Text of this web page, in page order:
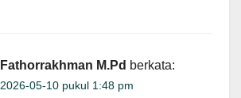
Fathorrakhman M.Pd berkata:
2026-05-10 pukul 1:48 pm